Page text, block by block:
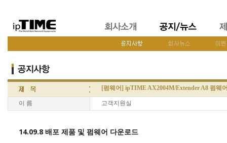
[펌웨어] ipTIME AX2004M/Extender A8 펌웨
이 름 고객지원실
14.09.8 배포 제품 및 펌웨어 다운로드